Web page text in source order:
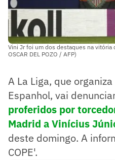
Vini Jr foi um dos destaques na vitória
OSCAR DEL POZO / AFP)
A La Liga, que
Espanhol, vai
proferidos por
Madrid a Vinícius
deste domingo. A
COPE'.